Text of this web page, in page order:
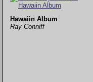
Hawaiin Album
Ray Conniff